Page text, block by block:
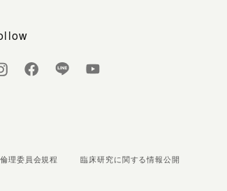
倫理委員会規程 臨床研究に関する情報公開